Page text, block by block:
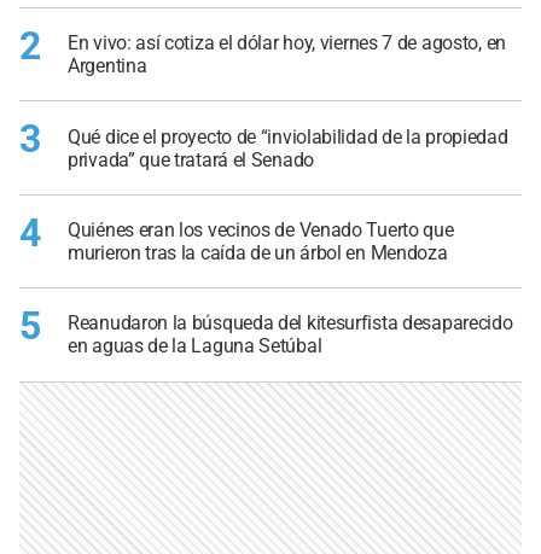
2
En vivo: así cotiza el dólar hoy, viernes 7 de agosto, en
Argentina
3
Qué dice el proyecto de “inviolabilidad de la propiedad
privada” que tratará el Senado
4
Quiénes eran los vecinos de Venado Tuerto que
murieron tras la caída de un árbol en Mendoza
5
Reanudaron la búsqueda del kitesurfista desaparecido
en aguas de la Laguna Setúbal